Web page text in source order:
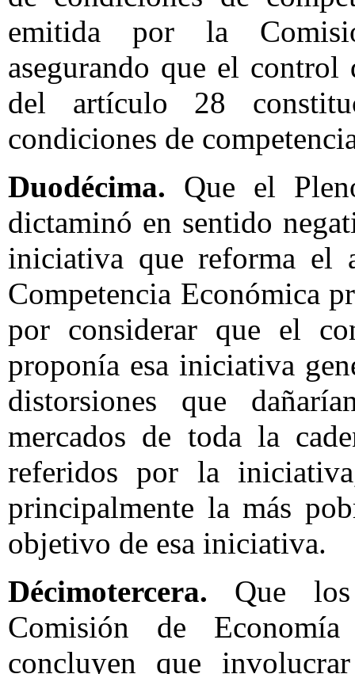
emitida por la
asegurando que el control
del artículo 28
condiciones de
Duodécima. Que el
dictaminó en sentido
iniciativa que reforma el
Competencia Económica
por considerar que el
proponía esa iniciativa
distorsiones que
mercados de toda la
referidos por la
principalmente la más
objetivo de esa iniciativa.
Décimotercera. Que los
Comisión de
concluyen que